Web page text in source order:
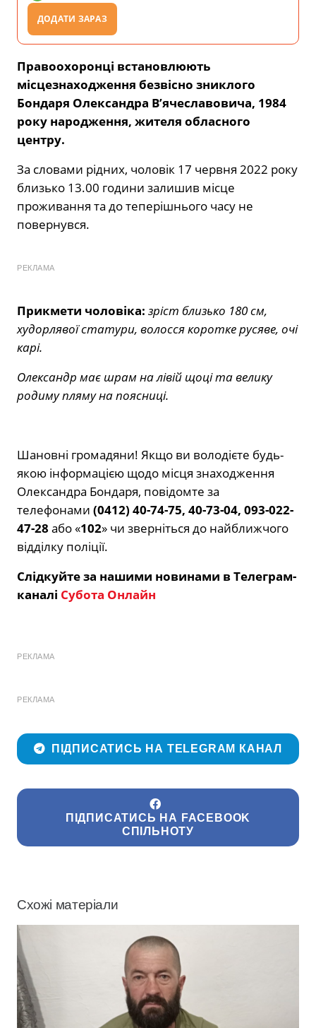
ДОДАТИ ЗАРАЗ
Правоохоронці встановлюють
місцезнаходження безвісно зниклого
Бондаря Олександра В’ячеславовича, 1984
року народження, жителя обласного
центру.
За словами рідних, чоловік 17 червня 2022 року
близько 13.00 години залишив місце
проживання та до теперішнього часу не
повернувся.
РЕКЛАМА
Прикмети чоловіка: зріст близько 180 см,
худорлявої статури, волосся коротке русяве, очі
карі.
Олександр має шрам на лівій щоці та велику
родиму пляму на поясниці.
Шановні громадяни! Якщо ви володієте будь-
якою інформацією щодо місця знаходження
Олександра Бондаря, повідомте за
телефонами (0412) 40-74-75, 40-73-04, 093-022-
47-28 або «102» чи зверніться до найближчого
відділку поліції.
Слідкуйте за нашими новинами в Телеграм-
каналі Субота Онлайн
РЕКЛАМА
РЕКЛАМА
ПІДПИСАТИСЬ НА TELEGRAM КАНАЛ
ПІДПИСАТИСЬ НА FACEBOOK
СПІЛЬНОТУ
Схожі матеріали